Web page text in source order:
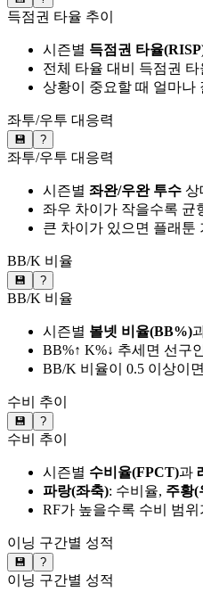
득점권 타율 추이
시즌별 득점권 타율
전체 타율 대비 득점권
상황이 중요할 때 얼마나
좌투/우투 대응력
💾 ?
좌투/우투 대응력
시즌별 좌완/우완 투수 상
좌우 차이가 작을수록 균
큰 차이가 있으면 플래툰
BB/K 비율
💾 ?
BB/K 비율
시즌별 볼넷 비율(BB%)
BB%↑ K%↓ 추세면 선구
BB/K 비율이 0.5 이상이
수비 추이
💾 ?
수비 추이
시즌별 수비율(FPCT)과
파랑(좌축): 수비율, 주황(
RF가 높을수록 수비 범
이닝 구간별 성적
💾 ?
이닝 구간별 성적